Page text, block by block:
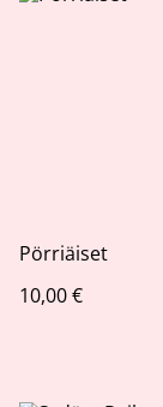
Pörriäiset
10,00 €